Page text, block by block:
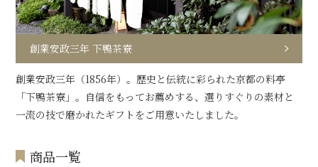
創業安政三年 下鴨茶寮
創業安政三年（1856年）。歴史と伝統に彩られた京都の料亭
「下鴨茶寮」。自信をもってお薦めする、選りすぐりの素材と
一流の技で磨かれたギフトをご用意いたしました。
商品一覧